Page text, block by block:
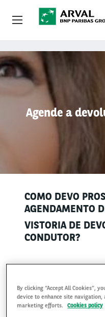
Pular para o conteúdo
Agende a
COMO DEVO
AGENDAMENTO
VISTORIA DE
CONDUTOR?
com a Arval
expectativas e
Conheça A Arval
By clicking “Accept All Cookies”,
device to enhance site
marketing efforts.
Cookies policy